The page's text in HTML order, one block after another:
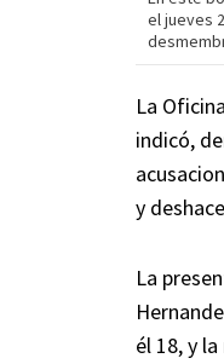
el jueves
La
indicó,
y
La
él 18, y